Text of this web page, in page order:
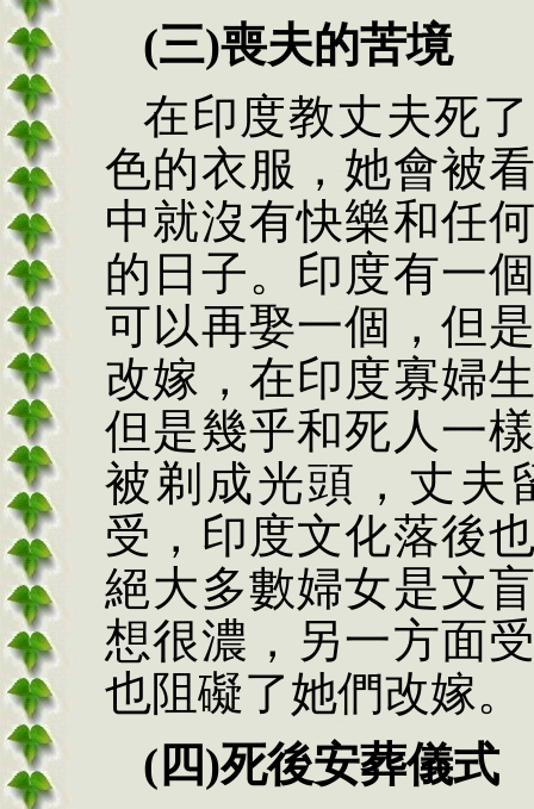
(三)喪夫的苦境
在印度教丈夫死
色的衣服，她會被
中就沒有快樂和任
的日子。印度有一
可以再娶一個，但
改嫁，在印度寡婦
但是幾乎和死人一
被剃成光頭，丈夫
受，印度文化落後
絕大多數婦女是文
想很濃，另一方面
也阻礙了她們改嫁。
(四)死後安葬儀式